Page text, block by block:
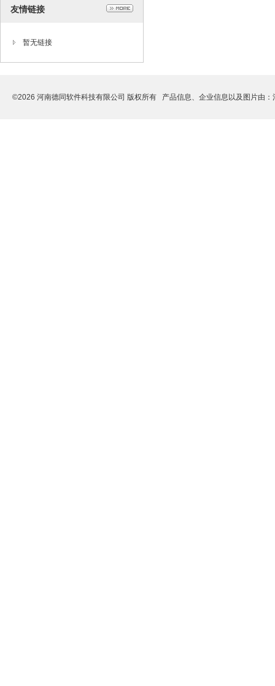
友情链接
暂无链接
©2026 河南德同软件科技有限公司 版权所有 产品信息、企业信息以及图片由